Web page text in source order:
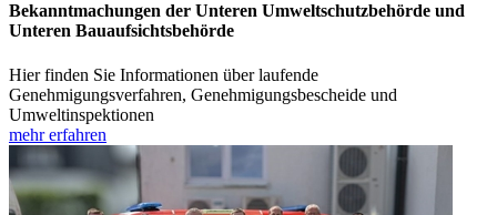
Bekanntmachungen der Unteren Umweltschutzbehörde und
Unteren Bauaufsichtsbehörde
Hier finden Sie Informationen über laufende
Genehmigungsverfahren, Genehmigungsbescheide und
Umweltinspektionen
mehr erfahren